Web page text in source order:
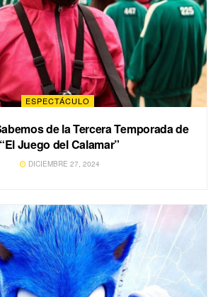
ESPECTÁCULO
de la Tercera Temporada de
“El Juego del Calamar”
DICIEMBRE 27, 2024